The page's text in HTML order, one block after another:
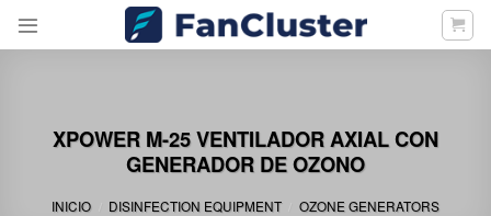
XPOWER M-25 VENTILADOR AXIAL CON
GENERADOR DE OZONO
INICIO DISINFECTION EQUIPMENT OZONE GENERATORS